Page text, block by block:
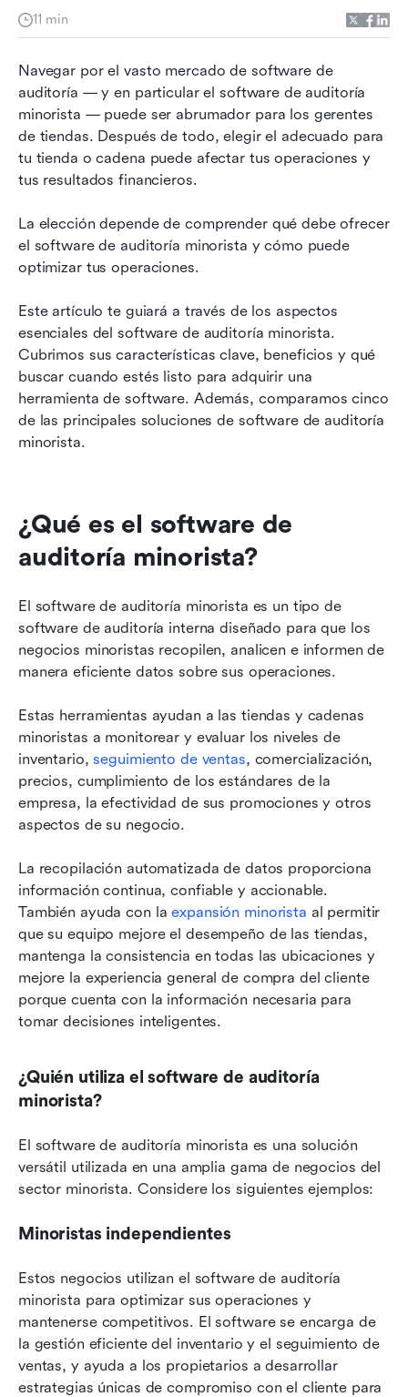
11 min
Navegar por el vasto mercado de software de
auditoría — y en particular el software de auditoría
minorista — puede ser abrumador para los gerentes
de tiendas. Después de todo, elegir el adecuado para
tu tienda o cadena puede afectar tus operaciones y
tus resultados financieros.
La elección depende de comprender qué debe ofrecer
el software de auditoría minorista y cómo puede
optimizar tus operaciones.
Este artículo te guiará a través de los aspectos
esenciales del software de auditoría minorista.
Cubrimos sus características clave, beneficios y qué
buscar cuando estés listo para adquirir una
herramienta de software. Además, comparamos cinco
de las principales soluciones de software de auditoría
minorista.
¿Qué es el software de
auditoría minorista?
El software de auditoría minorista es un tipo de
software de auditoría interna diseñado para que los
negocios minoristas recopilen, analicen e informen de
manera eficiente datos sobre sus operaciones.
Estas herramientas ayudan a las tiendas y cadenas
minoristas a monitorear y evaluar los niveles de
inventario, seguimiento de ventas, comercialización,
precios, cumplimiento de los estándares de la
empresa, la efectividad de sus promociones y otros
aspectos de su negocio.
La recopilación automatizada de datos proporciona
información continua, confiable y accionable.
También ayuda con la expansión minorista al permitir
que su equipo mejore el desempeño de las tiendas,
mantenga la consistencia en todas las ubicaciones y
mejore la experiencia general de compra del cliente
porque cuenta con la información necesaria para
tomar decisiones inteligentes.
¿Quién utiliza el software de auditoría
minorista?
El software de auditoría minorista es una solución
versátil utilizada en una amplia gama de negocios del
sector minorista. Considere los siguientes ejemplos:
Minoristas independientes
Estos negocios utilizan el software de auditoría
minorista para optimizar sus operaciones y
mantenerse competitivos. El software se encarga de
la gestión eficiente del inventario y el seguimiento de
ventas, y ayuda a los propietarios a desarrollar
estrategias únicas de compromiso con el cliente para
¿Qué es el software de auditoría minorista?
de software de auditoría minorista?
Las 5 mejores soluciones de software para
auditorías minoristas
¿Por qué deberías usar software de auditoría
minorista?
¿Qué debes buscar en un software de auditoría
minorista?
Agilice sus auditorías minoristas con Lark